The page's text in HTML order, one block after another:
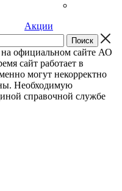
Акции
на официальном сайте АО
сайт работает в
могут некорректно
Необходимую
справочной службе